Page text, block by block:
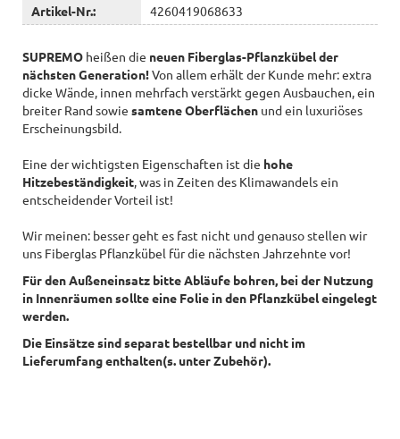
Artikel-Nr.:
4260419068633
SUPREMO heißen die neuen Fiberglas-Pflanzkübel der
nächsten Generation!Von allem erhält der Kunde mehr: extra
dicke Wände, innen mehrfach verstärkt gegen Ausbauchen, ein
breiter Rand sowie samtene Oberflächen und ein luxuriöses
Erscheinungsbild.
Eine der wichtigsten Eigenschaften ist die hohe
Hitzebeständigkeit , was in Zeiten des Klimawandels ein
entscheidender Vorteil ist!
Wir meinen: besser geht es fast nicht und genauso stellen wir
uns Fiberglas Pflanzkübel für die nächsten Jahrzehnte vor!
Für den Außeneinsatz bitte Abläufe bohren, bei der Nutzung
in Innenräumen sollte eine Folie in den Pflanzkübel eingelegt
werden.
Die Einsätze sind separat bestellbar und nicht im
Lieferumfang enthalten(s. unter Zubehör).